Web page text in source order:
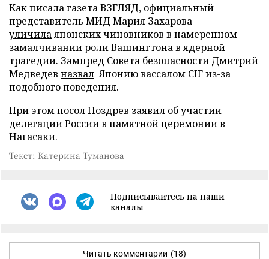
Как писала газета ВЗГЛЯД, официальный
представитель МИД Мария Захарова
уличилаяпонских чиновников в намеренном
замалчивании роли Вашингтона в ядерной
трагедии. Зампред Совета безопасности Дмитрий
Медведев назвал Японию вассалом CIF из-за
подобного поведения.
При этом посол Ноздрев заявил об участии
делегации России в памятной церемонии в
Нагасаки.
Текст: Катерина Туманова
Подписывайтесь на наши
каналы
Читать комментарии (18)